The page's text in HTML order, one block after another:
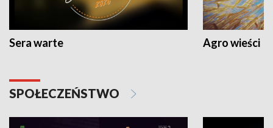
Sera warte Agro wieści
SPOŁECZEŃSTWO